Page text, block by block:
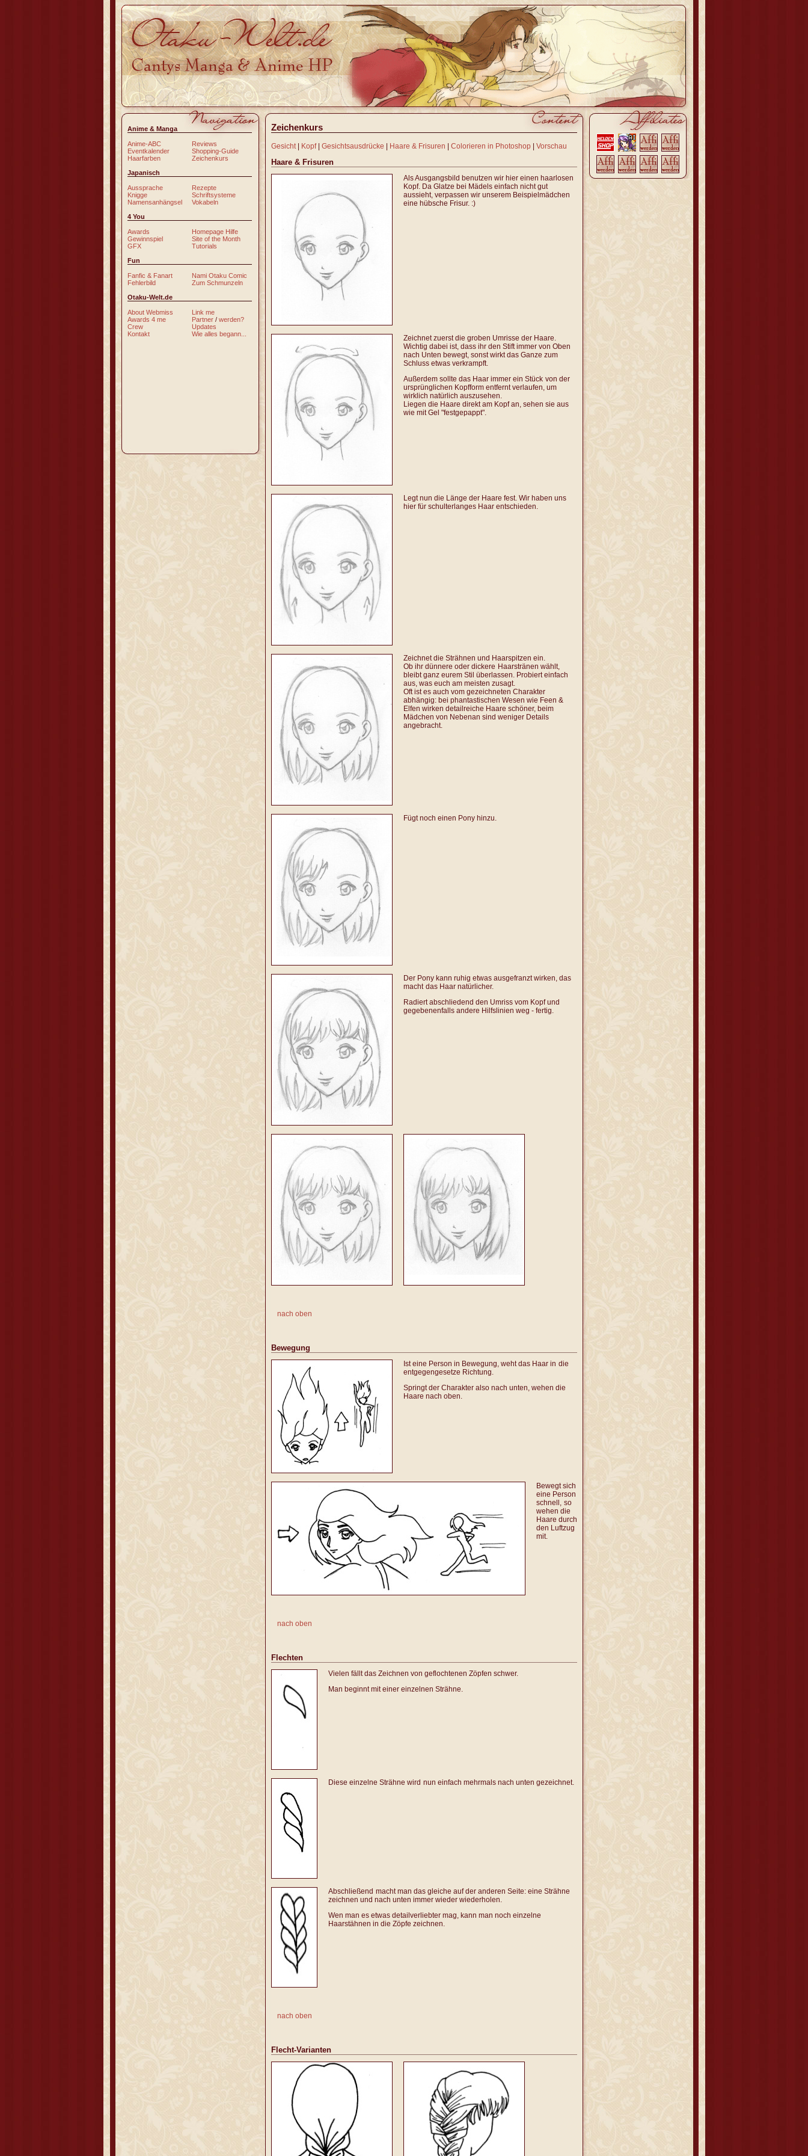
Anime & Manga
Anime-ABC
Eventkalender
Haarfarben
Reviews
Shopping-Guide
Zeichenkurs
Japanisch
Aussprache
Knigge
Namensanhängsel
Rezepte
Schriftsysteme
Vokabeln
4 You
Awards
Gewinnspiel
GFX
Homepage Hilfe
Site of the Month
Tutorials
Fun
Fanfic & Fanart
Fehlerbild
Nami Otaku Comic
Zum Schmunzeln
Otaku-Welt.de
About Webmiss
Awards 4 me
Crew
Kontakt
Link me
Partner / werden?
Updates
Wie alles begann...
Zeichenkurs
Gesicht | Kopf| Gesichtsausdrücke | Haare & Frisuren | Colorieren in Photoshop | Vorschau
Haare & Frisuren
Als Ausgangsbild benutzen wir hier einen haarlosen
Kopf. Da Glatze bei Mädels einfach nicht gut
aussieht, verpassen wir unserem Beispielmädchen
eine hübsche Frisur. :)
Zeichnet zuerst die groben Umrisse der Haare.
Wichtig dabei ist, dass ihr den Stift immer von Oben
nach Unten bewegt, sonst wirkt das Ganze zum
Schluss etwas verkrampft.
Außerdem sollte das Haar immer ein Stück von der
ursprünglichen Kopfform entfernt verlaufen, um
wirklich natürlich auszusehen.
Liegen die Haare direkt am Kopf an, sehen sie aus
wie mit Gel "festgepappt".
Legt nun die Länge der Haare fest. Wir haben uns
hier für schulterlanges Haar entschieden.
Zeichnet die Strähnen und Haarspitzen ein.
Ob ihr dünnere oder dickere Haarstränen wählt,
bleibt ganz eurem Stil überlassen. Probiert einfach
aus, was euch am meisten zusagt.
Oft ist es auch vom gezeichneten Charakter
abhängig: bei phantastischen Wesen wie Feen &
Elfen wirken detailreiche Haare schöner, beim
Mädchen von Nebenan sind weniger Details
angebracht.
Fügt noch einen Pony hinzu.
Der Pony kann ruhig etwas ausgefranzt wirken, das
macht das Haar natürlicher.
Radiert abschliedend den Umriss vom Kopf und
gegebenenfalls andere Hilfslinien weg - fertig.
nach oben
Bewegung
Ist eine Person in Bewegung, weht das Haar in die
entgegengesetze Richtung.
Springt der Charakter also nach unten, wehen die
Haare nach oben.
Bewegt sich
eine Person
schnell, so
wehen die
Haare durch
den Luftzug
mit.
nach oben
Flechten
Vielen fällt das Zeichnen von geflochtenen Zöpfen schwer.
Man beginnt mit einer einzelnen Strähne.
Diese einzelne Strähne wird nun einfach mehrmals nach unten gezeichnet.
Abschließend macht man das gleiche auf der anderen Seite: eine Strähne
zeichnen und nach unten immer wieder wiederholen.
Wen man es etwas detailverliebter mag, kann man noch einzelne
Haarstähnen in die Zöpfe zeichnen.
nach oben
Flecht-Varianten